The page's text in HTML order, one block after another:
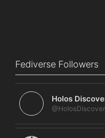
Fediverse Followers
Holos